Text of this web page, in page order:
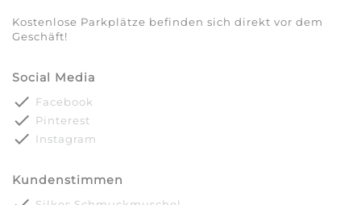
Kostenlose Parkplätze befinden sich direkt vor dem
Geschäft!
Social Media
done Facebook
done Pinterest
done Instagram
Kundenstimmen